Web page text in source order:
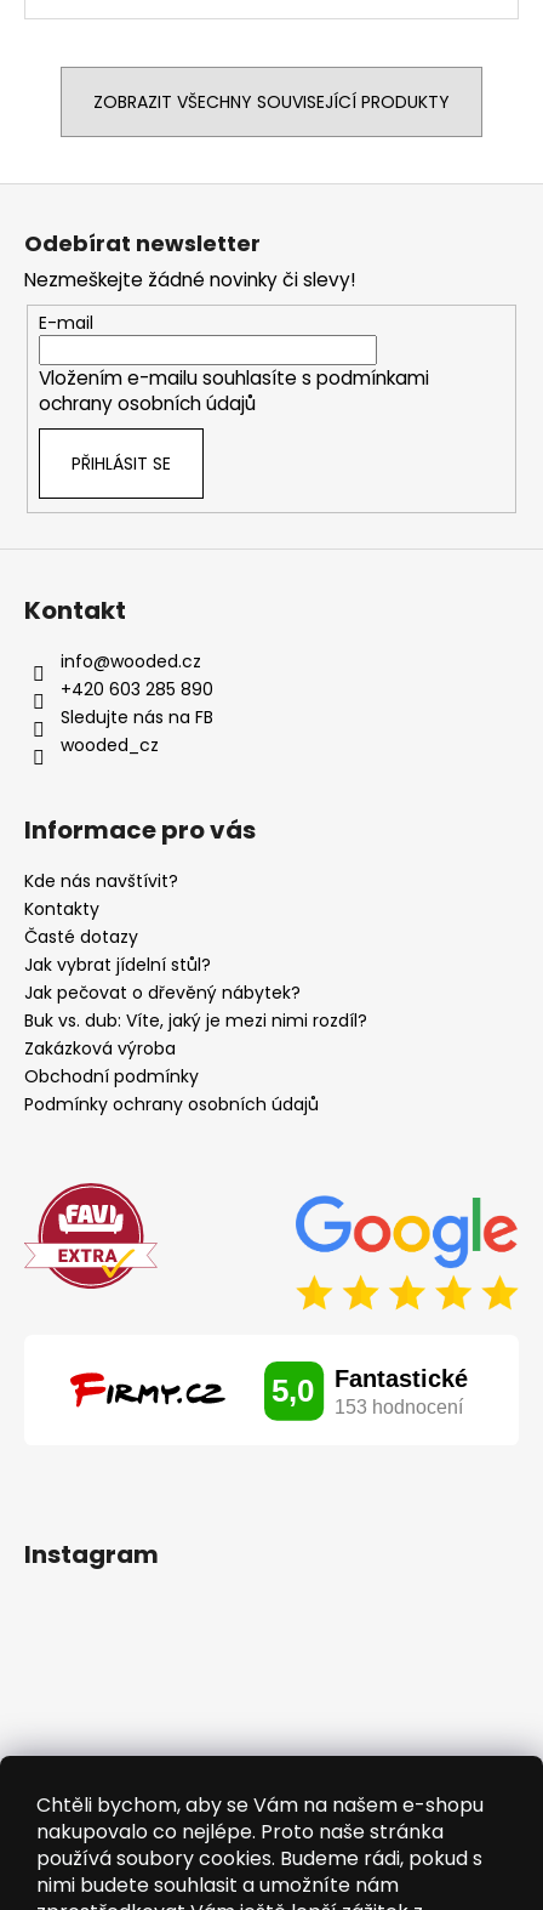
Chtěli bychom, aby se Vám na našem e-shopu
nakupovalo co nejlépe. Proto naše stránka
používá soubory cookies. Budeme rádi, pokud s
nimi budete souhlasit a umožníte nám
ZOBRAZIT VŠECHNY SOUVISEJÍCÍ PRODUKTY
Odebírat newsletter
Nezmeškejte žádné novinky či slevy!
E-mail
Vložením e-mailu souhlasíte s podmínkami
ochrany osobních údajů
PŘIHLÁSIT SE
Kontakt
info@wooded.cz
+420 603 285 890
Sledujte nás na FB
wooded_cz
Informace pro vás
Kde nás navštívit?
Kontakty
Časté dotazy
Jak vybrat jídelní stůl?
Jak pečovat o dřevěný nábytek?
Buk vs. dub: Víte, jaký je mezi nimi rozdíl?
Zakázková výroba
Obchodní podmínky
Podmínky ochrany osobních údajů
Instagram